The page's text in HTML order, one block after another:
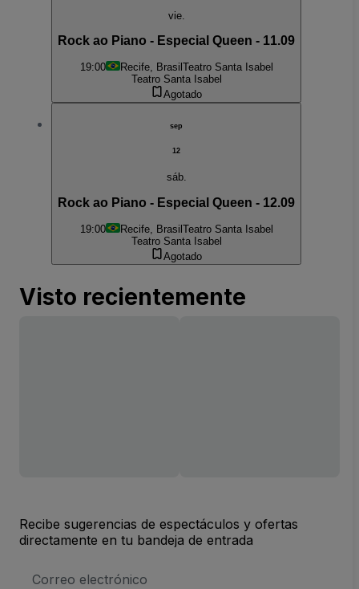
vie.
Rock ao Piano - Especial Queen - 11.09
19:00 Recife, Brasil Teatro Santa Isabel
Teatro Santa Isabel
Agotado
sep
12
sáb.
Rock ao Piano - Especial Queen - 12.09
19:00 Recife, BrasilTeatro Santa Isabel
Teatro Santa Isabel
Agotado
Visto recientemente
Recibe sugerencias de espectáculos y ofertas
directamente en tu bandeja de entrada
de